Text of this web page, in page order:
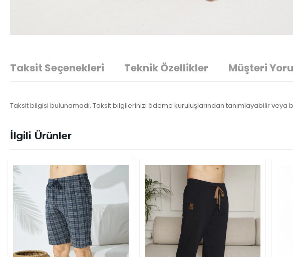
Taksit Seçenekleri Teknik Özellikler Müşteri
Taksit bilgisi bulunamadı. Taksit bilgilerinizi ödeme kuruluşlarından tanımlayabilir veya
İlgili Ürünler